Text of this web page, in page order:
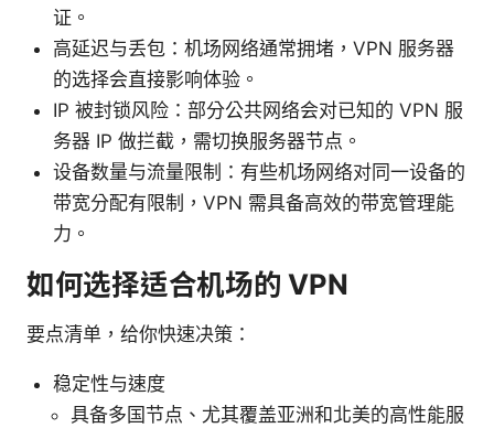
证。
高延迟与丢包：机场网络通常拥堵，VPN 服务器
的选择会直接影响体验。
IP 被封锁风险：部分公共网络会对已知的 VPN 服
务器 IP 做拦截，需切换服务器节点。
设备数量与流量限制：有些机场网络对同一设备的
带宽分配有限制，VPN 需具备高效的带宽管理能
力。
如何选择适合机场的 VPN
要点清单，给你快速决策：
稳定性与速度
具备多国节点、尤其覆盖亚洲和北美的高性能服